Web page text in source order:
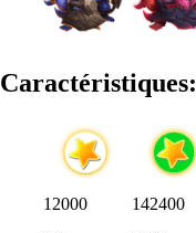
Caractéristiques:
12000 142400